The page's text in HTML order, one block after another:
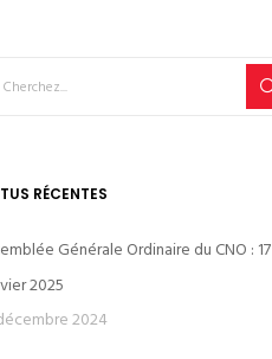
RÉCENTES
Générale Ordinaire du CNO : 17
2025
2024